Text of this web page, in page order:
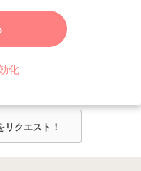
化事を作成させていただきま
クエスト！